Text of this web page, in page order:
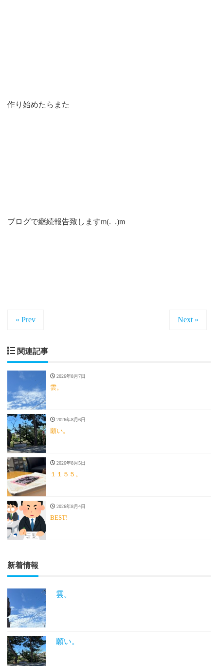
作り始めたらまた
ブログで継続報告致しますm(._.)m
« Prev Next »
関連記事
2026年8月7日
雲。
2026年8月6日
願い。
2026年8月5日
１１５５。
2026年8月4日
BEST!
新着情報
雲。
願い。